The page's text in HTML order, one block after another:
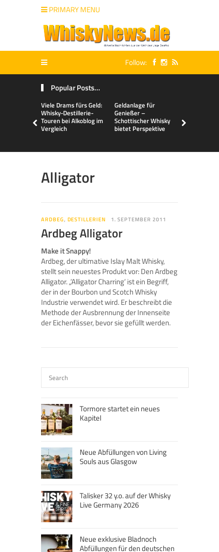
PRIMARY MENU
Follow:
Popular Posts...
Viele Drams fürs Geld:
Whisky-Destillerie-
Touren bei Alkoblog im
Vergleich
Geldanlage für
Genießer –
Schottischer Whisky
bietet Perspektive
Alligator
ARDBEG, DESTILLERIEN 1. SEPTEMBER 2011
Ardbeg Alligator
Make it Snappy!
Ardbeg, der ultimative Islay Malt Whisky,
stellt sein neuestes Produkt vor: Den Ardbeg
Alligator. „’Alligator Charring’ ist ein Begriff,
der in der Bourbon und Scotch Whisky
Industrie verwendet wird. Er beschreibt die
Methode der Ausbrennung der Innenseite
der Eichenfässer, bevor sie gefüllt werden.
Tormore startet ein neues
Kapitel
Neue Abfüllungen von Living
Souls aus Glasgow
Talisker 32 y.o. auf der Whisky
Live Germany 2026
Neue exklusive Bladnoch
Abfüllungen für den deutschen